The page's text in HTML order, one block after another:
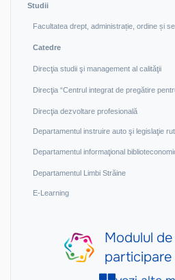
Studii
Facultatea drept, administrație, ordine și
Catedre
Direcţia studii şi management al calităţii
Direcţia “Centrul integrat de pregătire
Direcţia dezvoltare profesională
Departamentul instruire auto şi legislaţie
Departamentul informaţional
Departamentul Limbi Străine
E-Learning